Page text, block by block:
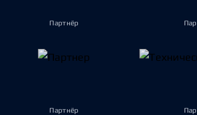
Партнёр
Партнёр